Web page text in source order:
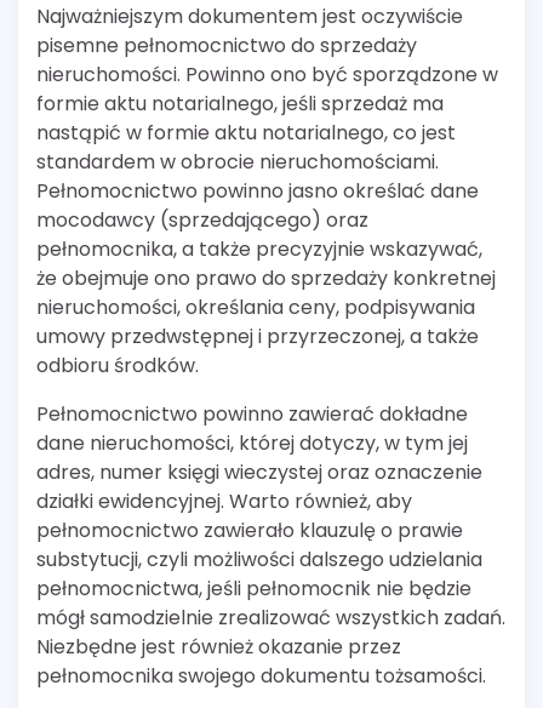
Najważniejszym dokumentem jest oczywiście
pisemne pełnomocnictwo do sprzedaży
nieruchomości. Powinno ono być sporządzone w
formie aktu notarialnego, jeśli sprzedaż ma
nastąpić w formie aktu notarialnego, co jest
standardem w obrocie nieruchomościami.
Pełnomocnictwo powinno jasno określać dane
mocodawcy (sprzedającego) oraz
pełnomocnika, a także precyzyjnie wskazywać,
że obejmuje ono prawo do sprzedaży konkretnej
nieruchomości, określania ceny, podpisywania
umowy przedwstępnej i przyrzeczonej, a także
odbioru środków.
Pełnomocnictwo powinno zawierać dokładne
dane nieruchomości, której dotyczy, w tym jej
adres, numer księgi wieczystej oraz oznaczenie
działki ewidencyjnej. Warto również, aby
pełnomocnictwo zawierało klauzulę o prawie
substytucji, czyli możliwości dalszego udzielania
pełnomocnictwa, jeśli pełnomocnik nie będzie
mógł samodzielnie zrealizować wszystkich zadań.
Niezbędne jest również okazanie przez
pełnomocnika swojego dokumentu tożsamości.